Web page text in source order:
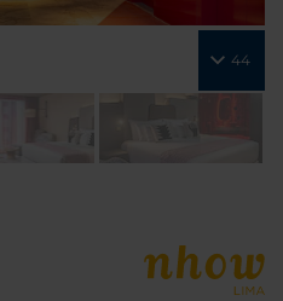
44